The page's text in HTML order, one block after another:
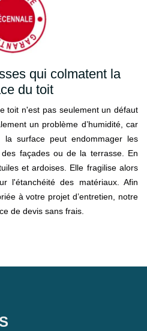
qui colmatent la
du toit
toit n'est pas seulement un défaut
un problème d’humidité, car
surface peut endommager les
façades ou de la terrasse. En
et ardoises. Elle fragilise alors
l'étanchéité des matériaux. Afin
à votre projet d’entretien, notre
de devis sans frais.